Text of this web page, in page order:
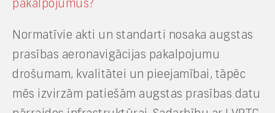
pakalpojumus?
Normatīvie akti un standarti nosaka augstas
prasības aeronavigācijas pakalpojumu
drošumam, kvalitātei un pieejamībai, tāpēc
mēs izvirzām patiešām augstas prasības datu